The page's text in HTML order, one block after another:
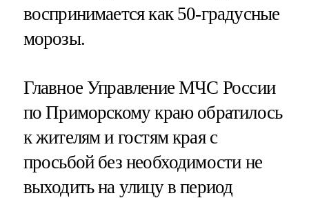
воспринимается как 50-градусные
морозы.
Главное Управление МЧС России
по Приморскому краю обратилось
к жителям и гостям края с
просьбой без необходимости не
выходить на улицу в период